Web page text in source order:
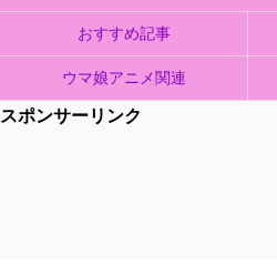
おすすめ記事
ウマ娘アニメ関連
スポンサーリンク